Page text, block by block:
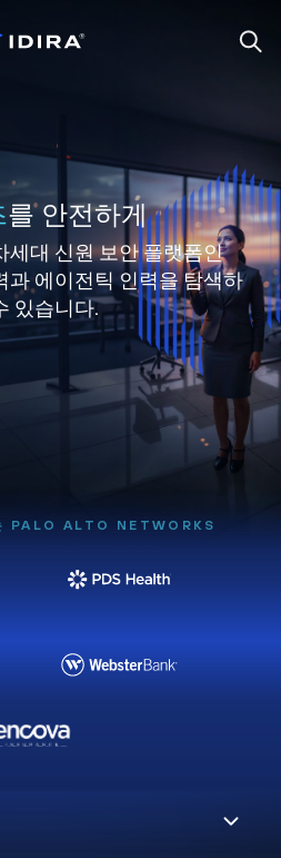
를 안전하게
세대 신원보안 플랫폼인
과 에이전틱 인력을탐색하
있습니다.
PALO ALTO NETWORKS